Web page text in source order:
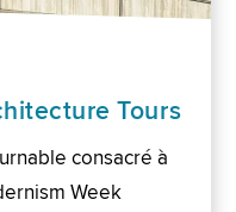
Tours
consacré à
Week